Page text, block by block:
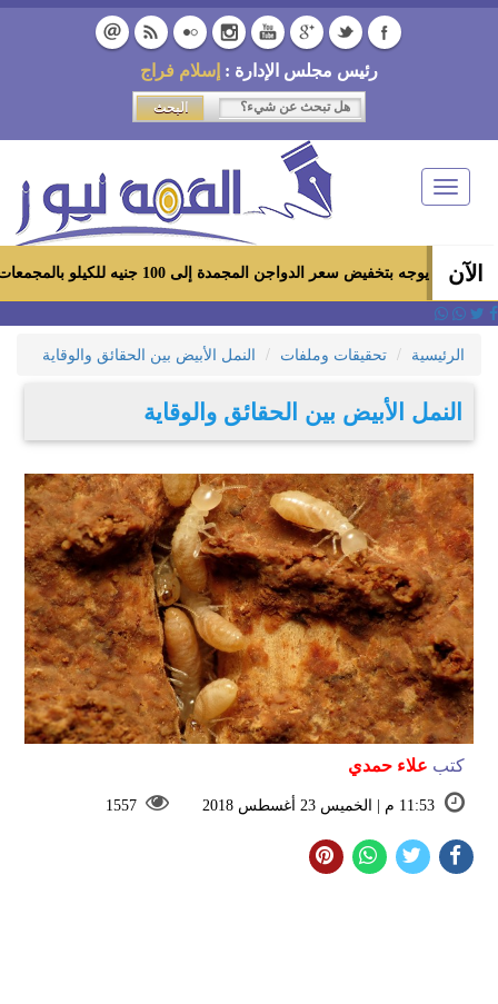
رئيس مجلس الإدارة : إسلام فراج
Toggle
navigation
الآن
سعر الدواجن المجمدة إلى 100 جنيه للكيلو بالمجمعات الاستهلاكية ومعارض «أهلاً رمضان»
الرئيسية تحقيقات وملفات النمل الأبيض بين الحقائق والوقاية
النمل الأبيض بين الحقائق والوقاية
كتب علاء حمدي
11:53 م | الخميس 23 أغسطس 2018 1557